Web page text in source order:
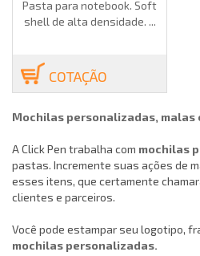
Pasta para notebook. Soft
shell de alta densidade. ...
COTAÇÃO
Mochilas personalizadas, malas
A Click Pen trabalha com mochilas
pastas. Incremente suas ações de
esses itens, que certamente
clientes e parceiros.
Você pode estampar seu logotipo,
mochilas personalizadas.